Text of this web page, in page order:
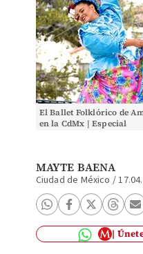
El Ballet Folklórico de
en la CdMx | Especial
MAYTE BAENA
Ciudad de México /